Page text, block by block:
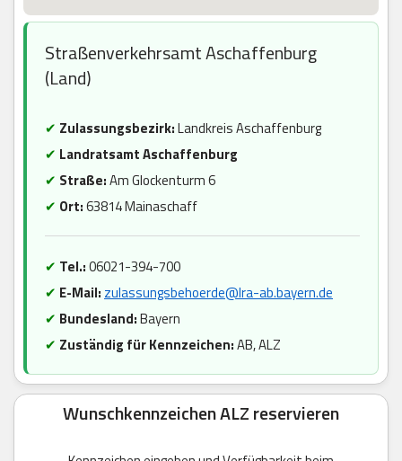
Straßenverkehrsamt Aschaffenburg
(Land)
✔ Zulassungsbezirk:Landkreis Aschaffenburg
✔ Landratsamt Aschaffenburg
✔ Straße:Am Glockenturm 6
✔ Ort:63814 Mainaschaff
✔ Tel.:06021-394-700
✔ E-Mail: zulassungsbehoerde@lra-ab.bayern.de
✔ Bundesland:Bayern
✔ Zuständig für Kennzeichen:AB, ALZ
Wunschkennzeichen ALZ reservieren